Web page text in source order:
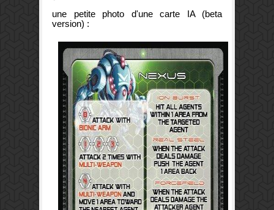
une petite photo d'une carte IA (beta
version) :